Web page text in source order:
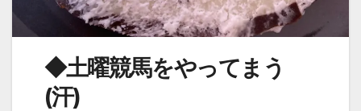
◆土曜競馬をやってまう
(汗)